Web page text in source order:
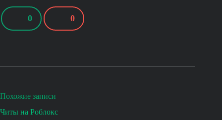
0 0
Похожие записи
Читы на Роблокс